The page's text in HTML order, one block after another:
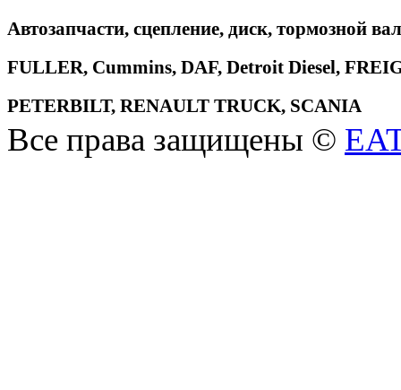
Автозапчасти, сцепление, диск, тормозной
FULLER, Cummins, DAF, Detroit Diesel,
PETERBILT, RENAULT TRUCK, SCANIA
Все права защищены ©